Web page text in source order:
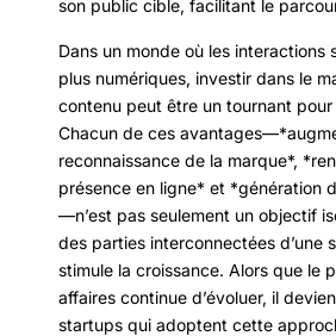
son public cible, facilitant le
Dans un monde où les interactions
plus numériques, investir dans le
contenu peut être un tournant
Chacun de ces
reconnaissance de la marque*,
présence en ligne* et *génération
—n’est pas seulement un objectif
des parties interconnectées d’une
stimule la croissance. Alors que le
affaires continue d’évoluer, il
startups qui adoptent cette